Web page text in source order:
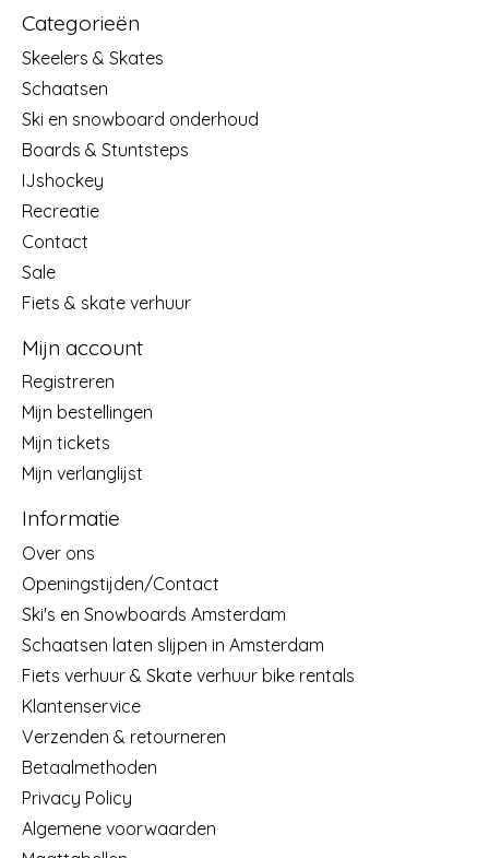
Categorieën
Skeelers & Skates
Schaatsen
Ski en snowboard onderhoud
Boards & Stuntsteps
IJshockey
Recreatie
Contact
Sale
Fiets & skate verhuur
Mijn account
Registreren
Mijn bestellingen
Mijn tickets
Mijn verlanglijst
Informatie
Over ons
Openingstijden/Contact
Ski's en Snowboards Amsterdam
Schaatsen laten slijpen in Amsterdam
Fiets verhuur & Skate verhuur bike rentals
Klantenservice
Verzenden & retourneren
Betaalmethoden
Privacy Policy
Algemene voorwaarden